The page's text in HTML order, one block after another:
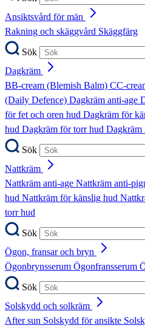
Ansiktsvård för män
Rakning och skäggvård Skäggfärg
Sök
Dagkräm
BB-cream (Blemish Balm) CC-
(Daily Defence) Dagkräm anti-age
för fet och oren hud Dagkräm för
hud Dagkräm för torr hud Dagkräm
Sök
Nattkräm
Nattkräm anti-age Nattkräm anti-
hud Nattkräm för känslig hud
torr hud
Sök
Ögon, fransar och bryn
Ögonbrynsserum Ögonfransserum
Sök
Solskydd och solkräm
After sun Solskydd för ansikte